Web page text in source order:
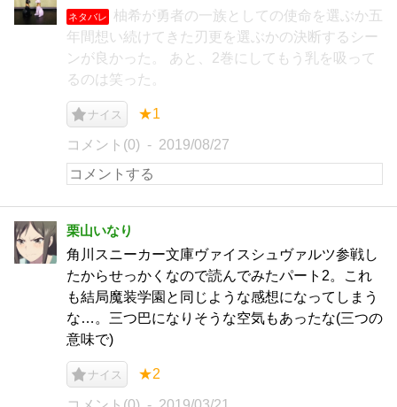
ネタバレ
柚希が勇者の一族としての使命を選ぶか五
年間想い続けてきた刃更を選ぶかの決断するシー
ンが良かった。 あと、2巻にしてもう乳を吸って
るのは笑った。
ナイス ★1
コメント(0) 2019/08/27
栗山いなり
角川スニーカー文庫ヴァイスシュヴァルツ参戦し
たからせっかくなので読んでみたパート2。これ
も結局魔装学園と同じような感想になってしまう
な…。三つ巴になりそうな空気もあったな(三つの
意味で)
ナイス ★2